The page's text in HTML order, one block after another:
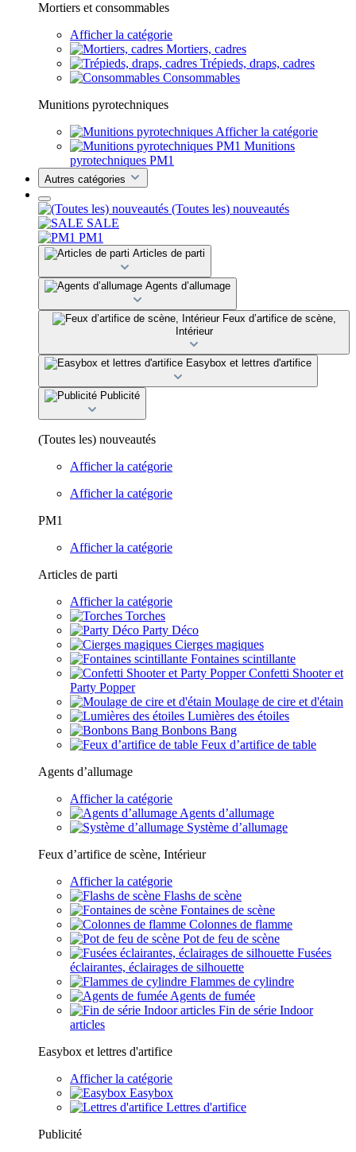
Mortiers et consommables
Afficher la catégorie
Mortiers, cadres
Trépieds, draps, cadres
Consommables
Munitions pyrotechniques
Afficher la catégorie
Munitions
pyrotechniques PM1
Autres catégories
(Toutes les) nouveautés
SALE
PM1
Articles de parti
Agents d’allumage
Feux d’artifice de scène,
Intérieur
Easybox et lettres d'artifice
Publicité
(Toutes les) nouveautés
Afficher la catégorie
Afficher la catégorie
PM1
Afficher la catégorie
Articles de parti
Afficher la catégorie
Torches
Party Déco
Cierges magiques
Fontaines scintillante
Confetti Shooter et
Party Popper
Moulage de cire et d'étain
Lumières des étoiles
Bonbons Bang
Feux d’artifice de table
Agents d’allumage
Afficher la catégorie
Agents d’allumage
Système d’allumage
Feux d’artifice de scène, Intérieur
Afficher la catégorie
Flashs de scène
Fontaines de scène
Colonnes de flamme
Pot de feu de scène
Fusées
éclairantes, éclairages de silhouette
Flammes de cylindre
Agents de fumée
Fin de série Indoor
articles
Easybox et lettres d'artifice
Afficher la catégorie
Easybox
Lettres d'artifice
Publicité